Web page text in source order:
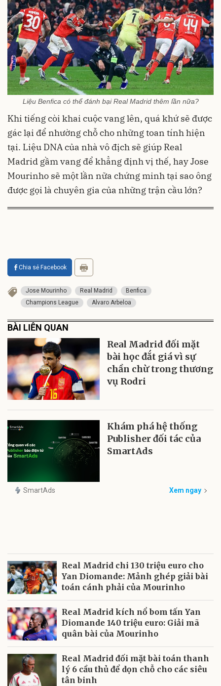
Liệu Benfica có thể đánh bại Real Madrid thêm lần nữa?
Khi tiếng còi khai cuộc vang lên, quá khứ sẽ được
gác lại để nhường chỗ cho những toan tính hiện
tại. Liệu DNA của nhà vô địch sẽ giúp Real
Madrid gầm vang để khẳng định vị thế, hay Jose
Mourinho sẽ một lần nữa chứng minh tại sao ông
được gọi là chuyên gia của những trận cầu lớn?
Chia sẻ Facebook
Jose Mourinho Real Madrid
Benfica
Champions League
Alvaro Arbeloa
BÀI LIÊN QUAN
Real Madrid đối mặt
bài học đắt giá vì sự
chần chừ trong thương
vụ Rodri
Khám phá hệ thống
Publisher đối tác của
SmartAds
SmartAds Xem ngay
Real Madrid chi 130 triệu euro cho
Yan Diomande: Mảnh ghép giải bài
toán cánh phải của Mourinho
Real Madrid kích nổ bom tấn Yan
Diomande 140 triệu euro: Giải mã
quân bài của Mourinho
Real Madrid đối mặt bài toán thanh
lý 6 cầu thủ để dọn chỗ cho các siêu
tân binh